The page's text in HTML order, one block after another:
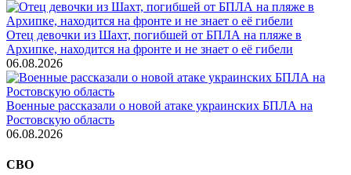
Отец девочки из Шахт, погибшей от БПЛА на пляже в
Архипке, находится на фронте и не знает о её гибели
06.08.2026
Военные рассказали о новой атаке украинских БПЛА на
Ростовскую область
06.08.2026
СВО